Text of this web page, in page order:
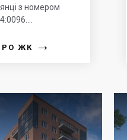
з номером
ЖК →